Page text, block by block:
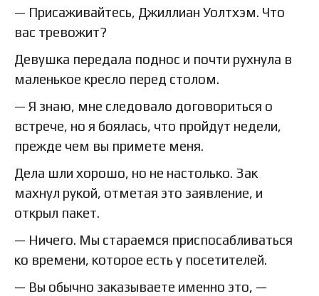
— Присаживайтесь, Джиллиан Уолтхэм. Что
вас тревожит?
Девушка передала поднос и почти рухнула в
маленькое кресло перед столом.
— Я знаю, мне следовало договориться о
встрече, но я боялась, что пройдут недели,
прежде чем вы примете меня.
Дела шли хорошо, но не настолько. Зак
махнул рукой, отметая это заявление, и
открыл пакет.
— Ничего. Мы стараемся приспосабливаться
ко времени, которое есть у посетителей.
— Вы обычно заказываете именно это, —